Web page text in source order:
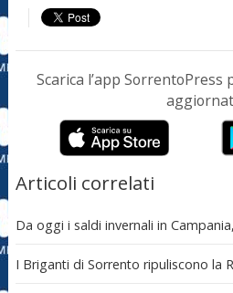
Scarica l’app
Articoli correlati
Da oggi i saldi invernali in
I Briganti di Sorrento ripuliscono la